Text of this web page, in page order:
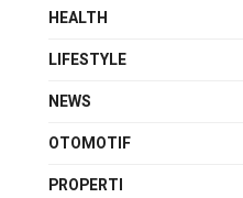
HEALTH
LIFESTYLE
NEWS
OTOMOTIF
PROPERTI